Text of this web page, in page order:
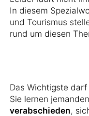
In diesem
und Tourismus
rund um diesen
Das Wichtigste
Sie lernen
verabschieden,